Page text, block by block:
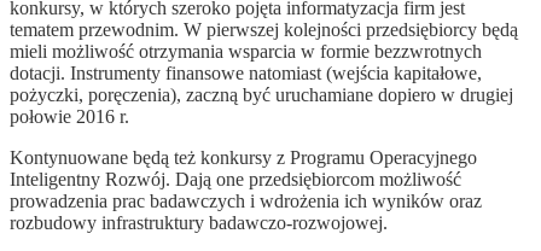
konkursy, w których szeroko pojęta informatyzacja firm jest
tematem przewodnim. W pierwszej kolejności przedsiębiorcy będą
mieli możliwość otrzymania wsparcia w formie bezzwrotnych
dotacji. Instrumenty finansowe natomiast (wejścia kapitałowe,
pożyczki, poręczenia), zaczną być uruchamiane dopiero w drugiej
połowie 2016 r.
Kontynuowane będą też konkursy z Programu Operacyjnego
Inteligentny Rozwój. Dają one przedsiębiorcom możliwość
prowadzenia prac badawczych i wdrożenia ich wyników oraz
rozbudowy infrastruktury badawczo-rozwojowej.